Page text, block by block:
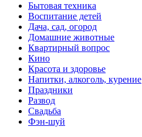
Бытовая техника
Воспитание детей
Дача, сад, огород
Домашние животные
Квартирный вопрос
Кино
Красота и здоровье
Напитки, алкоголь, курение
Праздники
Развод
Свадьба
Фэн-шуй